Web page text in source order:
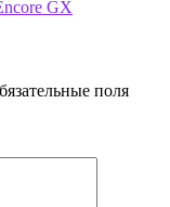
GX
поля